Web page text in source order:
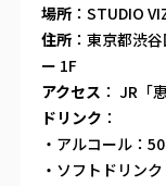
場所 ：STUDIO
住所 ：東京都渋
ー 1F
アクセス ： JR「
ドリンク ：
・アルコール：
・ソフトドリン